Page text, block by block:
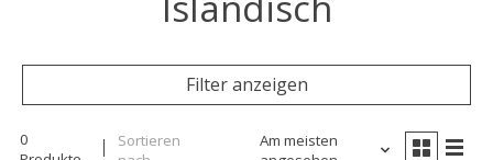
Filter anzeigen
0
Sortieren
Am meisten